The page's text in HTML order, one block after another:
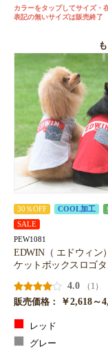
カラーをタップしてサイズ・
表記の無いサイズは販売終了
30％OFF COOL加工
SALE
PEW1081
EDWIN（ エドウィン
ケットボックスロゴ
4.0
（1）
販売価格：
￥2,618～
レッド
グレー